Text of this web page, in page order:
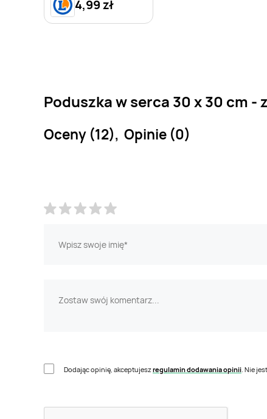
4,99 zł
Poduszka w serca 30 x 30 cm -
Oceny (12), Opinie (0)
Dodając opinię, akceptujeszregulamin dodawania opinii. Nie